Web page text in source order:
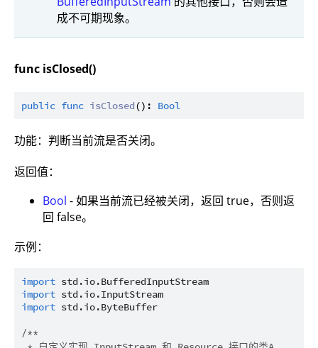
成不可期现象。
func isClosed()
public func isClosed(): Bool
功能：判断当前流是否关闭。
返回值：
Bool - 如果当前流已经被关闭，返回 true，否则返
回 false。
示例：
import std.io.BufferedInputStream
import std.io.InputStream
import std.io.ByteBuffer
/**